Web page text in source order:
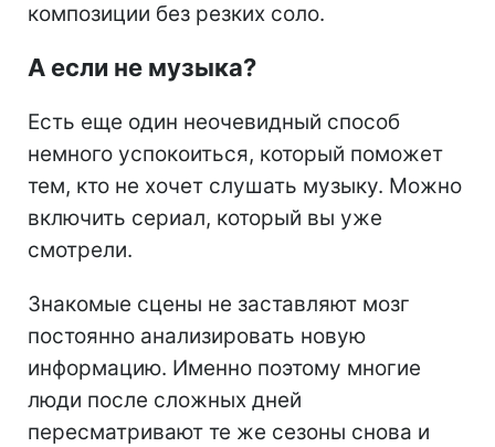
композиции без резких соло.
А если не музыка?
Есть еще один неочевидный способ
немного успокоиться, который поможет
тем, кто не хочет слушать музыку. Можно
включить сериал, который вы уже
смотрели.
Знакомые сцены не заставляют мозг
постоянно анализировать новую
информацию. Именно поэтому многие
люди после сложных дней
пересматривают те же сезоны снова и